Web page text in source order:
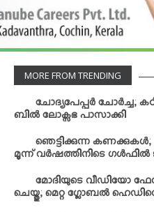
MORE FROM TRENDING
ചോദ്യപേപ്പര്‍ ചോര്‍ച്ച;
ബില്‍ ലോക്സഭ പാസാക്കി
ഞെട്ടിക്കുന്ന കണക്കുകള്‍;
മൂന്ന് വര്‍ഷത്തിനിടെ ഗള്‍ഫില്‍
മോദിയുടെ വീഡിയോ
ചെയ്തു; മെറ്റ ഗ്ലോബല്‍ ഹെഡിനെ